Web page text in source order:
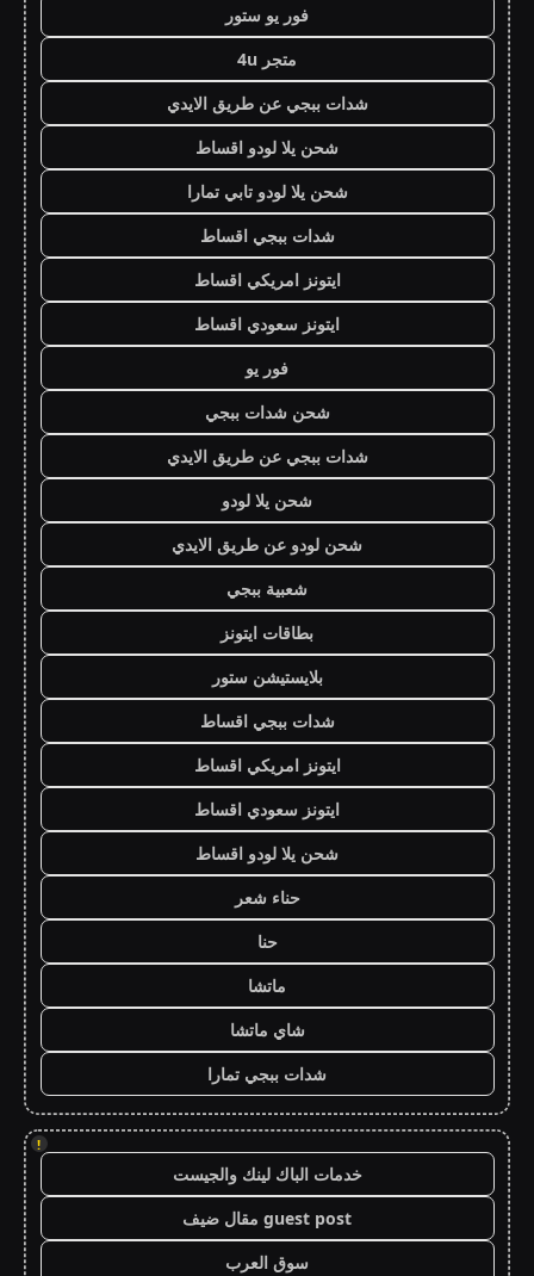
فور يو ستور
متجر 4u
شدات ببجي عن طريق الايدي
شحن يلا لودو اقساط
شحن يلا لودو تابي تمارا
شدات ببجي اقساط
ايتونز امريكي اقساط
ايتونز سعودي اقساط
فور يو
شحن شدات ببجي
شدات ببجي عن طريق الايدي
شحن يلا لودو
شحن لودو عن طريق الايدي
شعبية ببجي
بطاقات ايتونز
بلايستيشن ستور
شدات ببجي اقساط
ايتونز امريكي اقساط
ايتونز سعودي اقساط
شحن يلا لودو اقساط
حناء شعر
حنا
ماتشا
شاي ماتشا
شدات ببجي تمارا
!
خدمات الباك لينك والجيست
guest post مقال ضيف
سوق العرب